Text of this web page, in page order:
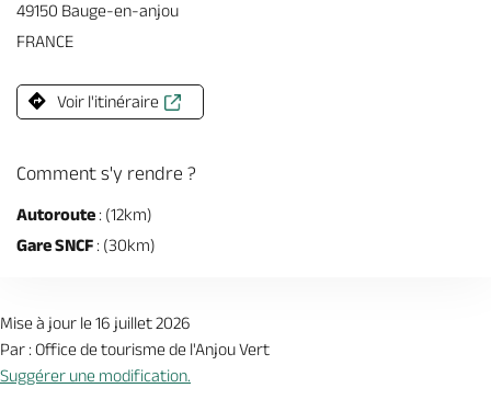
49150 Bauge-en-anjou
FRANCE
Voir l'itinéraire
Comment s'y rendre ?
Autoroute : (12km)
Gare SNCF : (30km)
Mise à jour le 16 juillet 2026
Par : Office de tourisme de l'Anjou Vert
Suggérer une modification.